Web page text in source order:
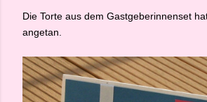
Die Torte aus dem Gastgeberinnenset
angetan.